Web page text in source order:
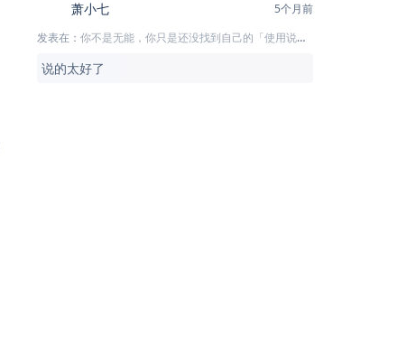
萧小七
5个月前
发表在： 你不是无能，你只是还没找到自己的「使用说明书」
说的太好了